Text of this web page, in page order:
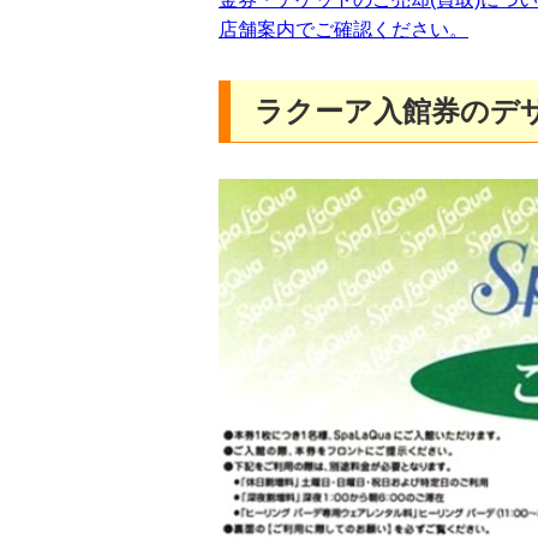
店舗案内でご確認ください。
ラクーア入館券のデ